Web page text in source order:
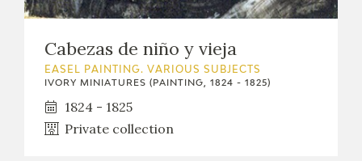
Cabezas de niño y vieja
EASEL PAINTING. VARIOUS SUBJECTS
IVORY MINIATURES (PAINTING, 1824 - 1825)
1824 - 1825
Private collection